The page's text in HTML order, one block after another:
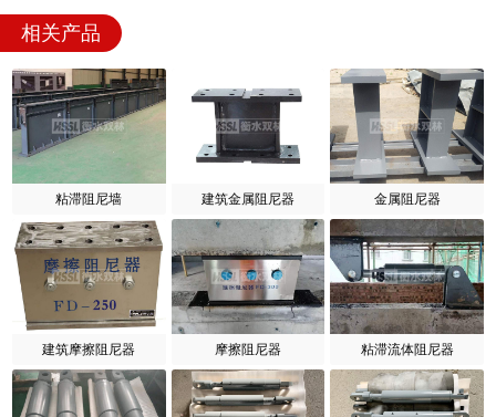
相关产品
粘滞阻尼墙 建筑金属阻尼器 金属阻尼器
建筑摩擦阻尼器 摩擦阻尼器 粘滞流体阻尼器